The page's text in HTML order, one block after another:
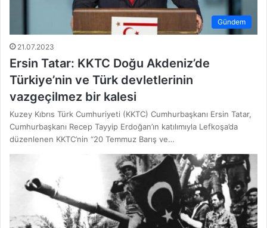
Gündem
21.07.2023
Ersin Tatar: KKTC Doğu Akdeniz’de
Türkiye’nin ve Türk devletlerinin
vazgeçilmez bir kalesi
Kuzey Kıbrıs Türk Cumhuriyeti (KKTC) Cumhurbaşkanı Ersin Tatar,
Cumhurbaşkanı Recep Tayyip Erdoğan’ın katılımıyla Lefkoşa’da
düzenlenen KKTC’nin “20 Temmuz Barış ve…